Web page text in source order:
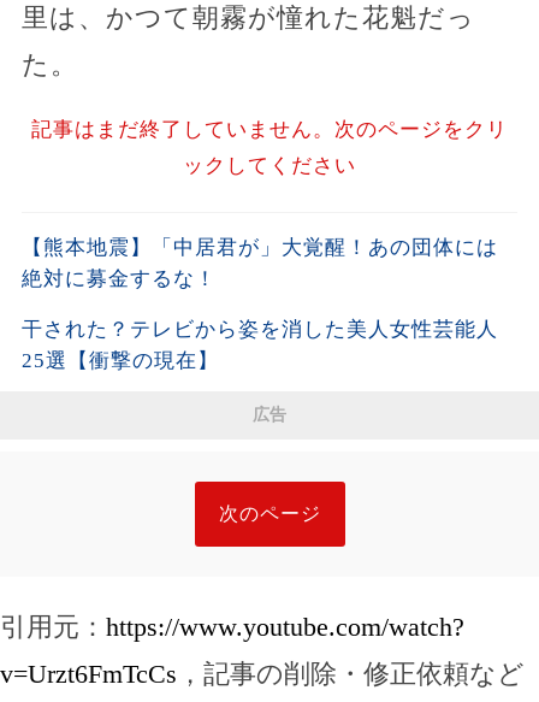
里は、かつて朝霧が憧れた花魁だっ
た。
記事はまだ終了していません。次のページをクリ
ックしてください
【熊本地震】「中居君が」大覚醒！あの団体には
絶対に募金するな！
干された？テレビから姿を消した美人女性芸能人
25選【衝撃の現在】
広告
次のページ
引用元： https://www.youtube.com/watch?
v=Urzt6FmTcCs ，記事の削除・修正依頼など